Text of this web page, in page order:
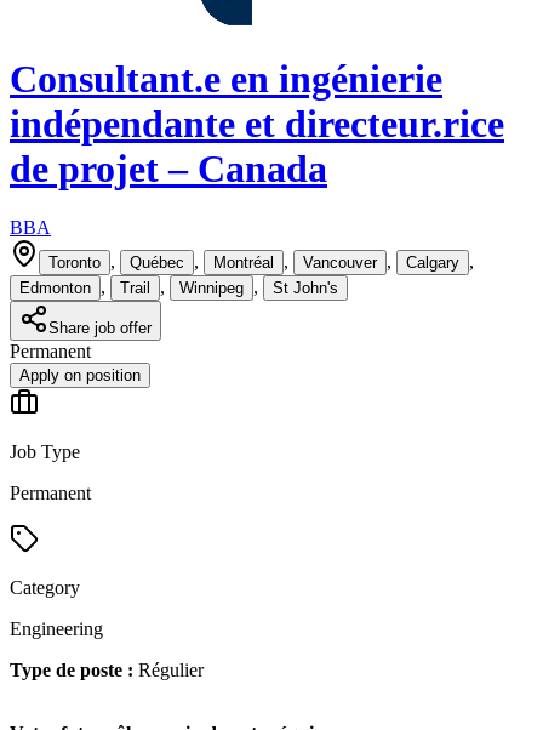
Consultant.e en ingénierie
indépendante et directeur.rice
de projet – Canada
BBA
Toronto , Québec , Montréal , Vancouver , Calgary ,
Edmonton , Trail , Winnipeg , St John's
Share job offer
Permanent
Apply on position
Job Type
Permanent
Category
Engineering
Type de poste : Régulier